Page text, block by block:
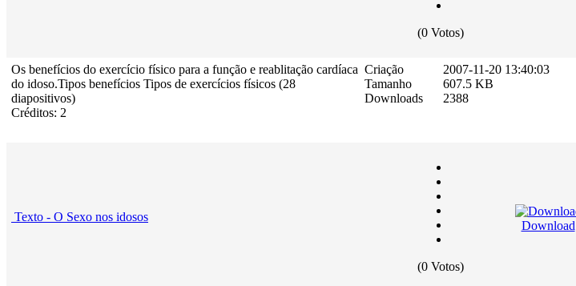
(0 Votos)
Os benefícios do exercício físico para a função e reablitação cardíaca
do idoso.Tipos benefícios Tipos de exercícios físicos (28
diapositivos)
Créditos: 2
Criação
Tamanho
Downloads
2007-11-20 13:40:03
607.5 KB
2388
Texto - O Sexo nos idosos
(0 Votos)
Download